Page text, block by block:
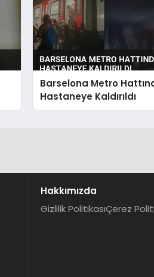
Barselona Metro
Hastaneye Kaldırıldı
Hakkımızda
Gizlilik PolitikasıÇerez